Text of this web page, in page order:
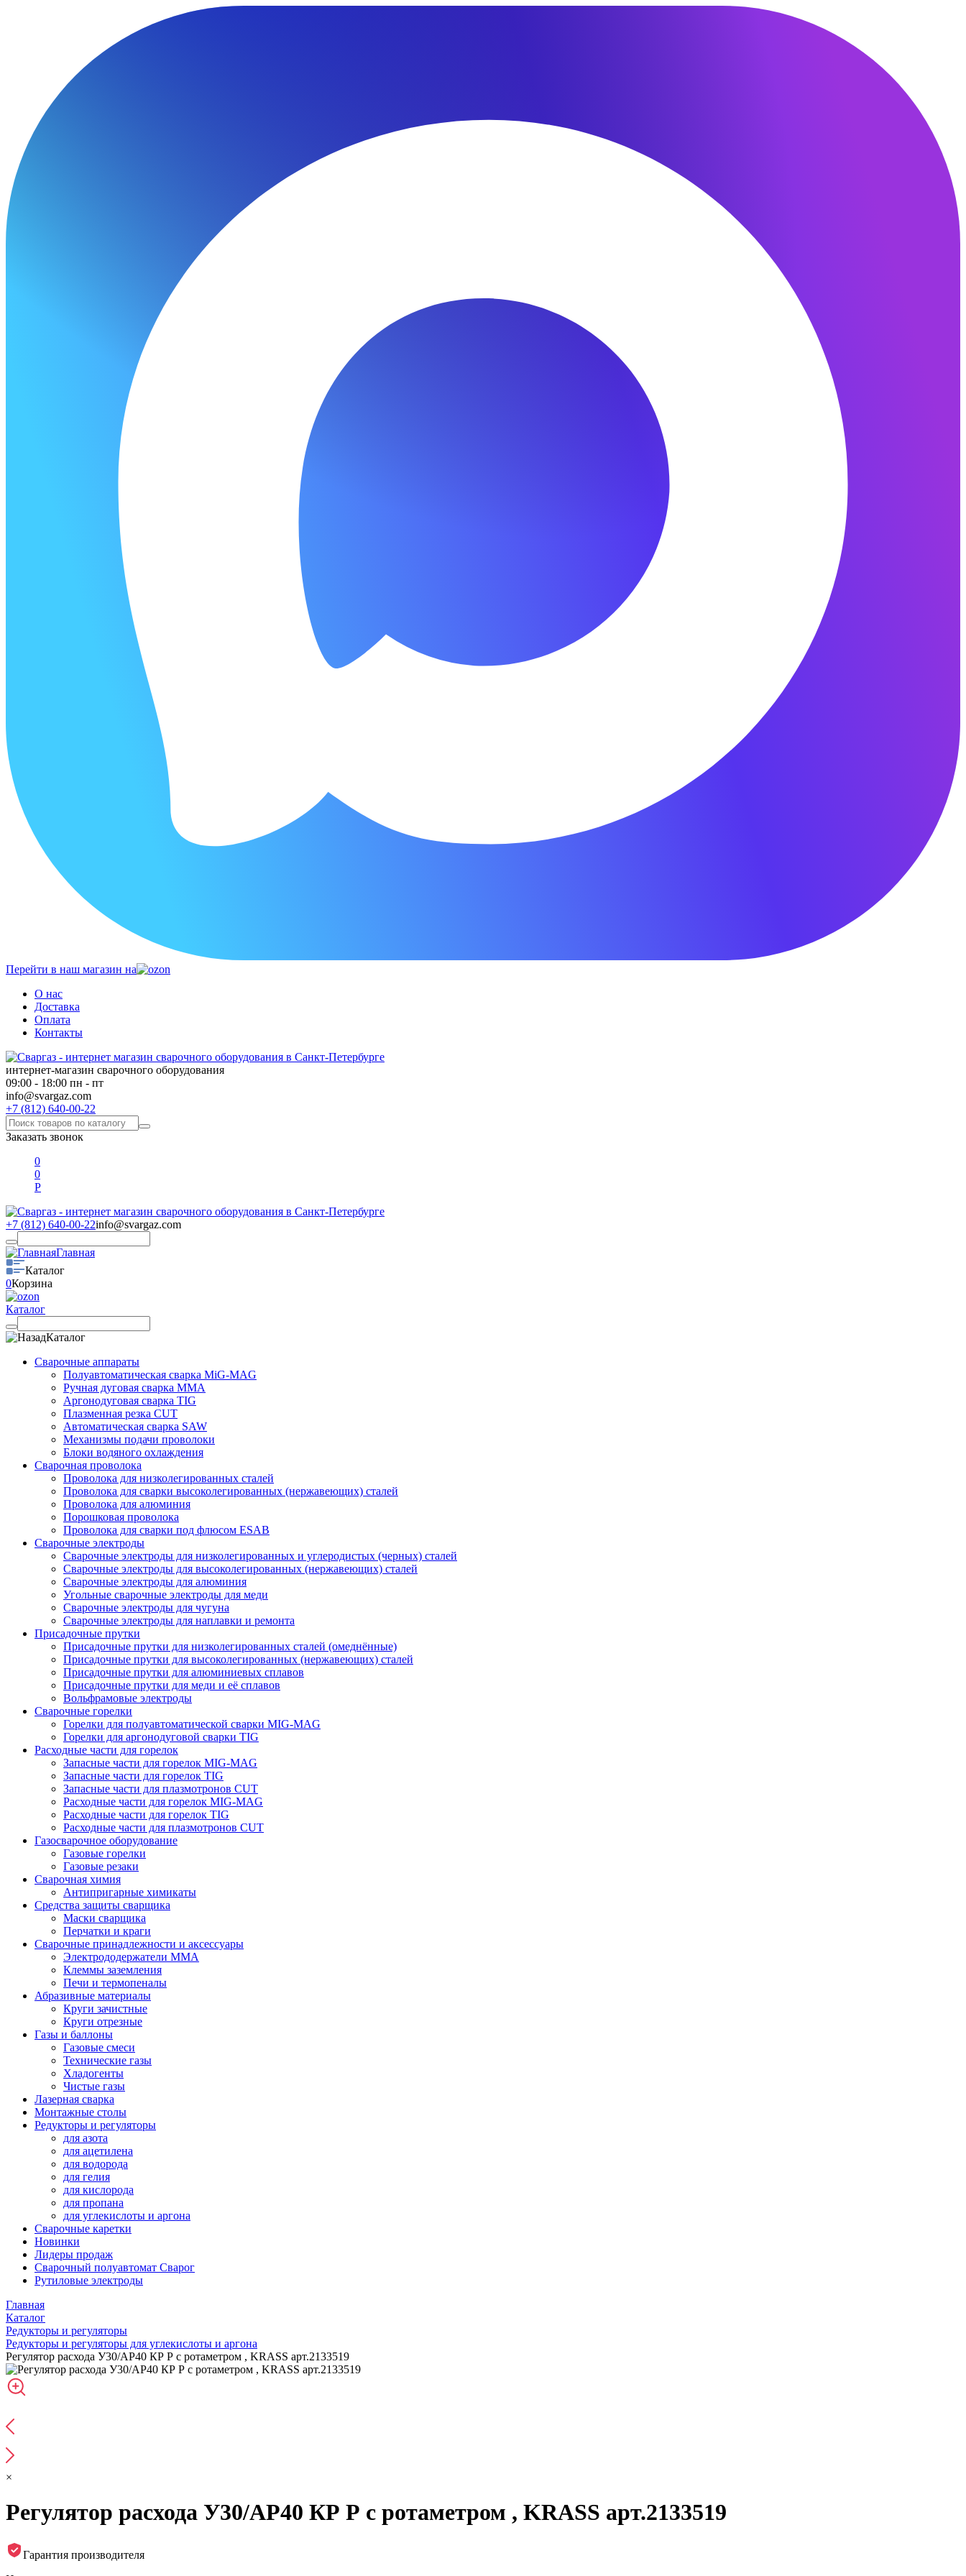
Перейти в наш магазин на
О нас
Доставка
Оплата
Контакты
интернет-магазин сварочного оборудования
09:00 - 18:00 пн - пт
info@svargaz.com
+7 (812) 640-00-22
Заказать звонок
0
0
Р
+7 (812) 640-00-22info@svargaz.com
Главная
Каталог
0Корзина
Каталог
Каталог
Сварочные аппараты
Полуавтоматическая сварка MiG-MAG
Ручная дуговая сварка MMA
Аргонодуговая сварка TIG
Плазменная резка CUT
Автоматическая сварка SAW
Механизмы подачи проволоки
Блоки водяного охлаждения
Сварочная проволока
Проволока для низколегированных сталей
Проволока для сварки высоколегированных (нержавеющих) сталей
Проволока для алюминия
Порошковая проволока
Проволока для сварки под флюсом ESAB
Сварочные электроды
Сварочные электроды для низколегированных и углеродистых (черных) сталей
Сварочные электроды для высоколегированных (нержавеющих) сталей
Сварочные электроды для алюминия
Угольные сварочные электроды для меди
Сварочные электроды для чугуна
Сварочные электроды для наплавки и ремонта
Присадочные прутки
Присадочные прутки для низколегированных сталей (омеднённые)
Присадочные прутки для высоколегированных (нержавеющих) сталей
Присадочные прутки для алюминиевых сплавов
Присадочные прутки для меди и её сплавов
Вольфрамовые электроды
Сварочные горелки
Горелки для полуавтоматической сварки MIG-MAG
Горелки для аргонодуговой сварки TIG
Расходные части для горелок
Запасные части для горелок MIG-MAG
Запасные части для горелок TIG
Запасные части для плазмотронов CUT
Расходные части для горелок MIG-MAG
Расходные части для горелок TIG
Расходные части для плазмотронов CUT
Газосварочное оборудование
Газовые горелки
Газовые резаки
Сварочная химия
Антипригарные химикаты
Средства защиты сварщика
Маски сварщика
Перчатки и краги
Сварочные принадлежности и аксессуары
Электрододержатели MMA
Клеммы заземления
Печи и термопеналы
Абразивные материалы
Круги зачистные
Круги отрезные
Газы и баллоны
Газовые смеси
Технические газы
Хладогенты
Чистые газы
Лазерная сварка
Монтажные столы
Редукторы и регуляторы
для азота
для ацетилена
для водорода
для гелия
для кислорода
для пропана
для углекислоты и аргона
Сварочные каретки
Новинки
Лидеры продаж
Сварочный полуавтомат Сварог
Рутиловые электроды
Главная
Каталог
Редукторы и регуляторы
Редукторы и регуляторы для углекислоты и аргона
Регулятор расхода У30/АР40 КР Р с ротаметром , KRASS арт.2133519
×
Регулятор расхода У30/АР40 КР Р с ротаметром , KRASS арт.2133519
Гарантия производителя